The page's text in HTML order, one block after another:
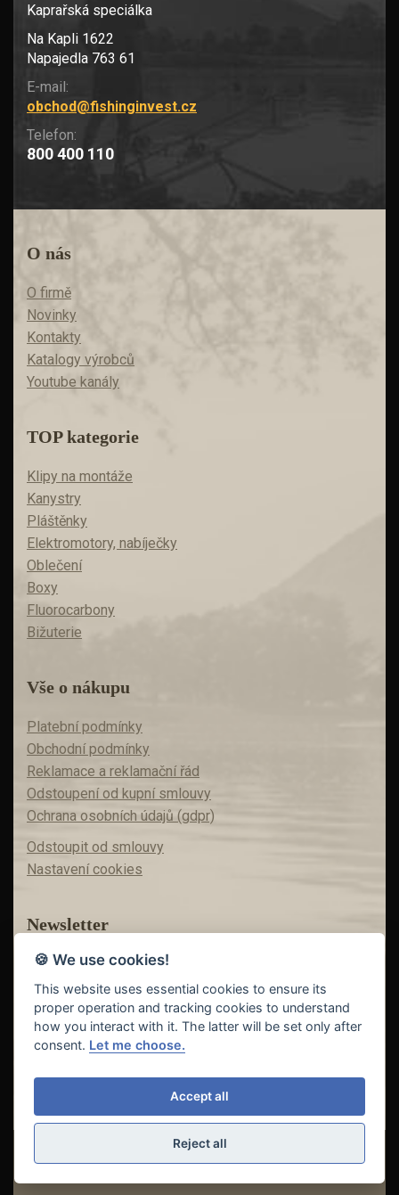
Kaprařská speciálka
Na Kapli 1622
Napajedla 763 61
E-mail:
obchod@fishinginvest.cz
Telefon:
800 400 110
O nás
O firmě
Novinky
Kontakty
Katalogy výrobců
Youtube kanály
TOP kategorie
Klipy na montáže
Kanystry
Pláštěnky
Elektromotory, nabíječky
Oblečení
Boxy
Fluorocarbony
Bižuterie
Vše o nákupu
Platební podmínky
Obchodní podmínky
Reklamace a reklamační řád
Odstoupení od kupní smlouvy
Ochrana osobních údajů (gdpr)
Odstoupit od smlouvy
Nastavení cookies
Newsletter
Máte zájem o akční nabídky?
Teď už vám nic neunikne!
🍪 We use cookies!
This website uses essential cookies to ensure its
proper operation and tracking cookies to understand
how you interact with it. The latter will be set only after
consent. Let me choose.
Accept all
Reject all